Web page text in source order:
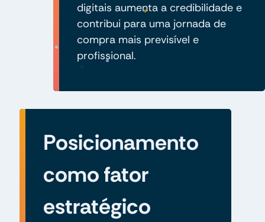
digitais aumenta a credibilidade e
contribui para uma jornada de
compra mais previsível e
profissional.
Posicionamento
como fator
estratégico